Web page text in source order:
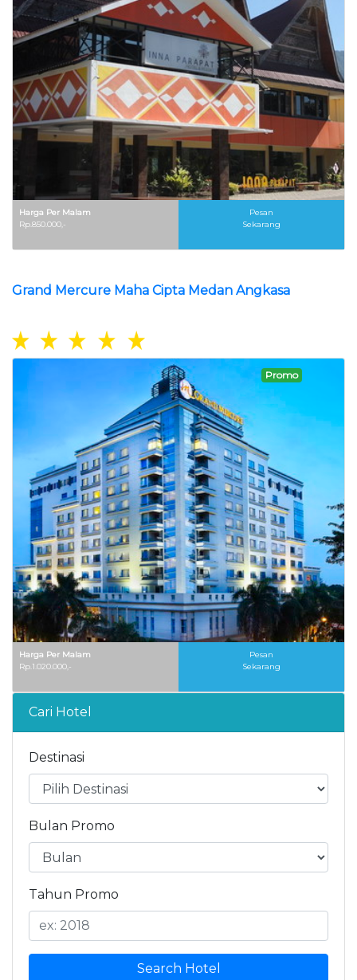
Harga Per Malam
Rp.850.000,-
Pesan
Sekarang
Grand Mercure Maha Cipta Medan Angkasa
Promo
Harga Per Malam
Rp.1.020.000,-
Pesan
Sekarang
Cari Hotel
Destinasi
Bulan Promo
Tahun Promo
Search Hotel